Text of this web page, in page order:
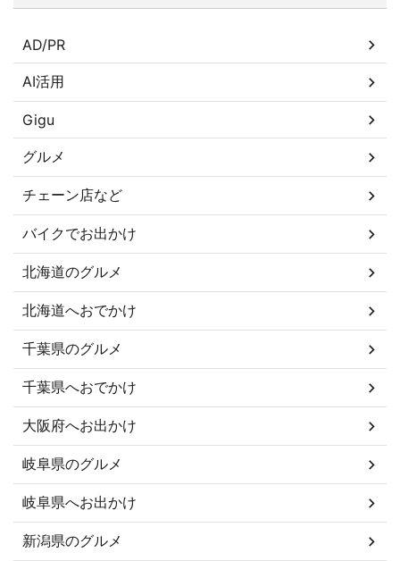
AD/PR
AI活用
Gigu
グルメ
チェーン店など
バイクでお出かけ
北海道のグルメ
北海道へおでかけ
千葉県のグルメ
千葉県へおでかけ
大阪府へお出かけ
岐阜県のグルメ
岐阜県へお出かけ
新潟県のグルメ